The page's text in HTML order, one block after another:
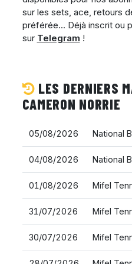
sur les sets, ace, retours
préférée... Déjà inscrit ou
sur Telegram !
LES DERNIERS
CAMERON NORRIE
05/08/2026 National
04/08/2026 National
01/08/2026 Mifel
31/07/2026 Mifel
30/07/2026 Mifel